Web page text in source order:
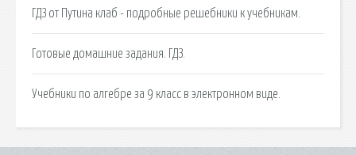
ГДЗ от Путина клаб - подробные решебники к учебникам.
Готовые домашние задания. ГДЗ.
Учебники по алгебре за 9 класс в электронном виде.